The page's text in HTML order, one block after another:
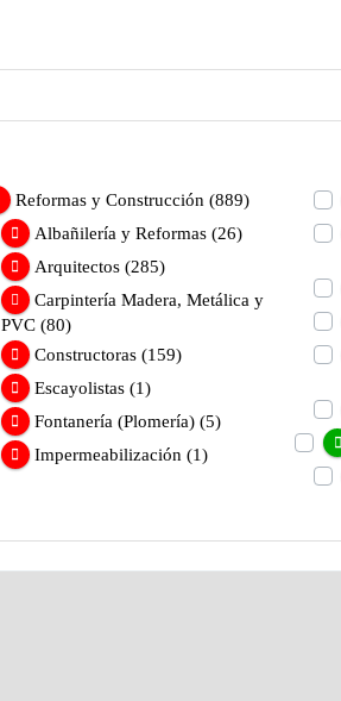
Reformas y Construcción (889)
Albañilería y Reformas (26)
Arquitectos (285)
Carpintería Madera, Metálica y
PVC (80)
Constructoras (159)
Escayolistas (1)
Fontanería (Plomería) (5)
Impermeabilización (1)